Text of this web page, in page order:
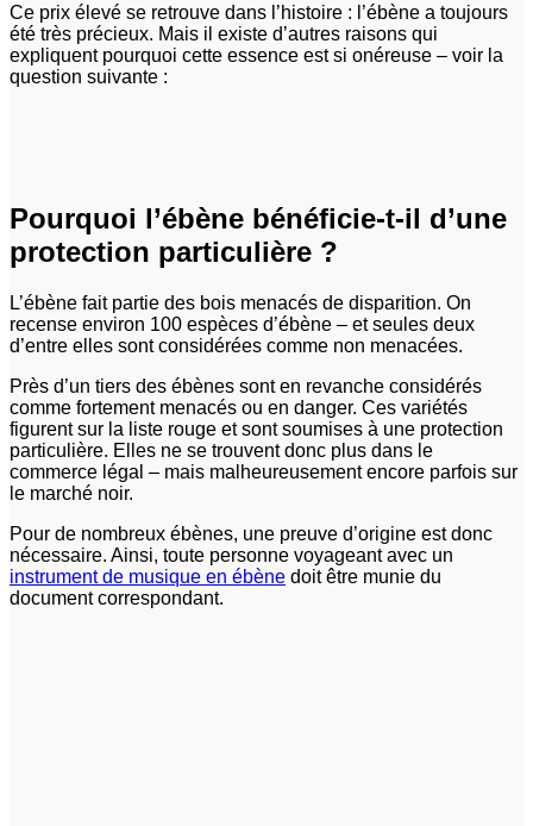
Ce prix élevé se retrouve dans l’histoire : l’ébène a toujours
été très précieux. Mais il existe d’autres raisons qui
expliquent pourquoi cette essence est si onéreuse – voir la
question suivante :
Pourquoi l’ébène bénéficie-t-il d’une
protection particulière ?
L’ébène fait partie des bois menacés de disparition. On
recense environ 100 espèces d’ébène – et seules deux
d’entre elles sont considérées comme non menacées.
Près d’un tiers des ébènes sont en revanche considérés
comme fortement menacés ou en danger. Ces variétés
figurent sur la liste rouge et sont soumises à une protection
particulière. Elles ne se trouvent donc plus dans le
commerce légal – mais malheureusement encore parfois sur
le marché noir.
Pour de nombreux ébènes, une preuve d’origine est donc
nécessaire. Ainsi, toute personne voyageant avec un
instrument de musique en ébène doit être munie du
document correspondant.